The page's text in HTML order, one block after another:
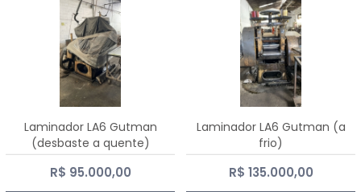
Laminador LA6 Gutman
(desbaste a quente)
R$ 95.000,00
Laminador LA6 Gutman (a
frio)
R$ 135.000,00